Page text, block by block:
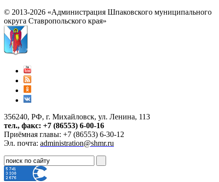
© 2013-2026 «Администрация Шпаковского муниципального
округа Ставропольского края»
356240, РФ, г. Михайловск, ул. Ленина, 113
тел., факс: +7 (86553) 6-00-16
Приёмная главы: +7 (86553) 6-30-12
Эл. почта: administration@shmr.ru